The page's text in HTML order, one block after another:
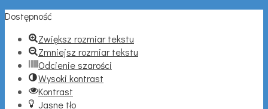
Dostępność
Zwiększ rozmiar tekstu
Zmniejsz rozmiar tekstu
Odcienie szarości
Wysoki kontrast
Kontrast
Jasne tło